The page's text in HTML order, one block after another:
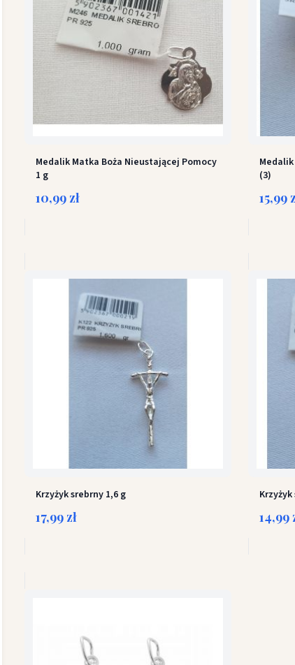
Medalik Matka Boża Nieustającej Pomocy
1 g
10,99 zł
(3)
15,99
Krzyżyk srebrny 1,6 g
17,99 zł 14,99